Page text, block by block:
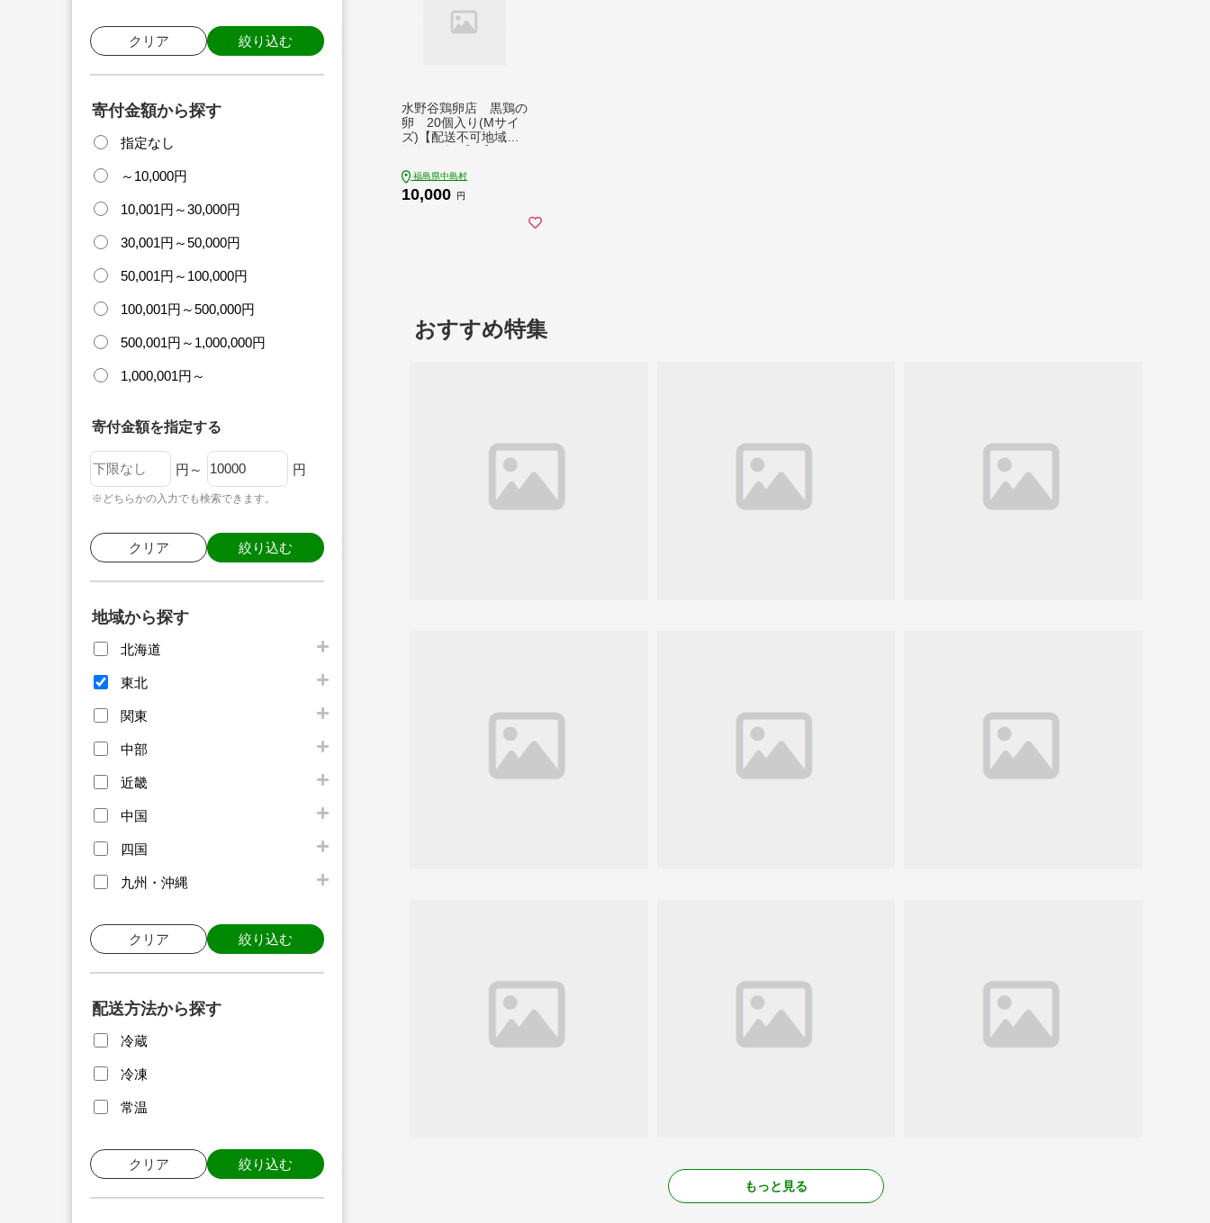
クリア 絞り込む
寄付金額から探す
指定なし
～10,000円
10,001円～30,000円
30,001円～50,000円
50,001円～100,000円
100,001円～500,000円
500,001円～1,000,000円
1,000,001円～
寄付金額を指定する
円～ 円
※どちらかの入力でも検索できます。
クリア 絞り込む
地域から探す
北海道
東北
関東
中部
近畿
中国
四国
九州・沖縄
クリア 絞り込む
配送方法から探す
冷蔵
冷凍
常温
クリア 絞り込む
水野谷鶏卵店 黒鶏の
卵 20個入り(Mサイ
ズ)【配送不可地域：
福島県中島村
10,000 円
おすすめ特集
もっと見る